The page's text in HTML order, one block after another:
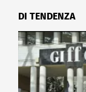
DI TENDENZA